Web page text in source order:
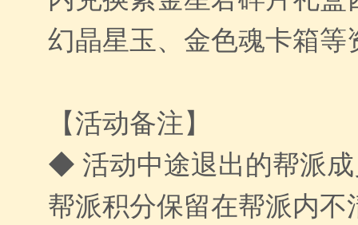
幻晶星玉、金色魂卡箱等
【活动备注】
◆ 活动中途退出的帮派
帮派积分保留在帮派内不